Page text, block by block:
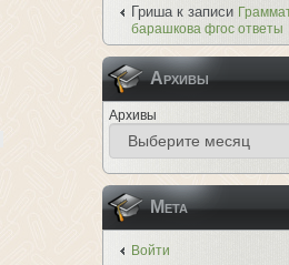
Гришак записи
барашкова фгос ответы
Архивы
Архивы
Мета
Войти